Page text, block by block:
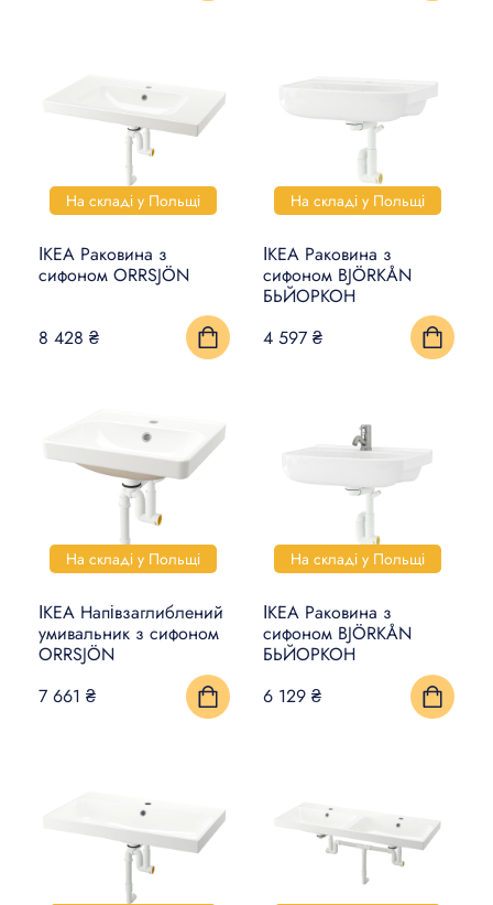
На складі у Польщі
ІКЕА Раковина з
сифоном ORRSJÖN
8 428 ₴
На складі у Польщі
ІКЕА Раковина з
сифоном BJÖRKÅN
БЬЙОРКОН
4 597 ₴
На складі у Польщі
ІКЕА Напівзаглиблений
умивальник з сифоном
ORRSJÖN
7 661 ₴
На складі у Польщі
ІКЕА Раковина з
сифоном BJÖRKÅN
БЬЙОРКОН
6 129 ₴